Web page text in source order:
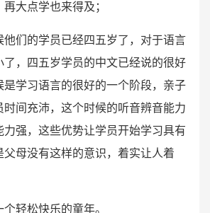
大点学也来得及；
他们的学员已经四五岁了，对于语言
了，四五岁学员的中文已经说的很好
是学习语言的很好的一个阶段，亲子
时间充沛，这个时候的听音辨音能力
力强，这些优势让学员开始学习具有
父母没有这样的意识，着实让人着
轻松快乐的童年。